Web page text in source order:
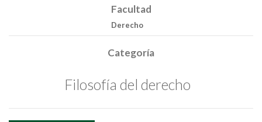
Facultad
Derecho
Categoría
Filosofía del derecho